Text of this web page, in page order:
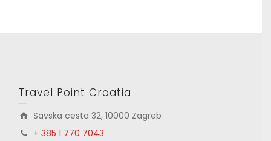
Travel Point Croatia
Savska cesta 32, 10000 Zagreb
+ 385 1 770 7043